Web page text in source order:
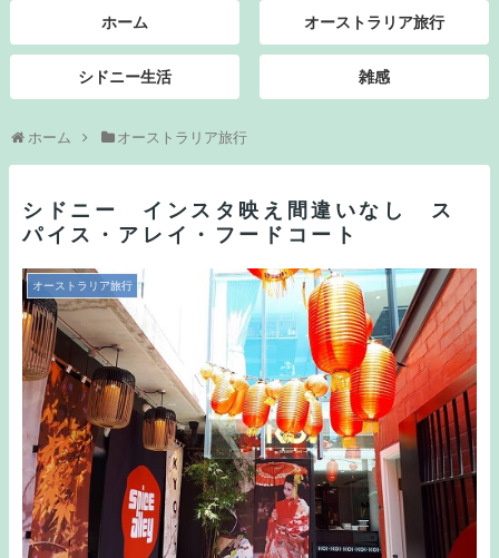
ホーム オーストラリア旅行
シドニー生活 雑感
ホーム オーストラリア旅行
シドニー インスタ映え間違いなし ス
パイス・アレイ・フードコート
オーストラリア旅行